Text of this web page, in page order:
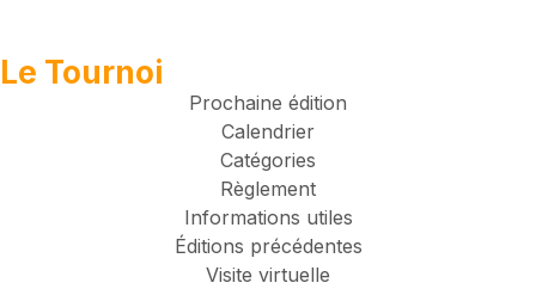
Le Tournoi
Prochaine édition
Calendrier
Catégories
Règlement
Informations utiles
Éditions précédentes
Visite virtuelle